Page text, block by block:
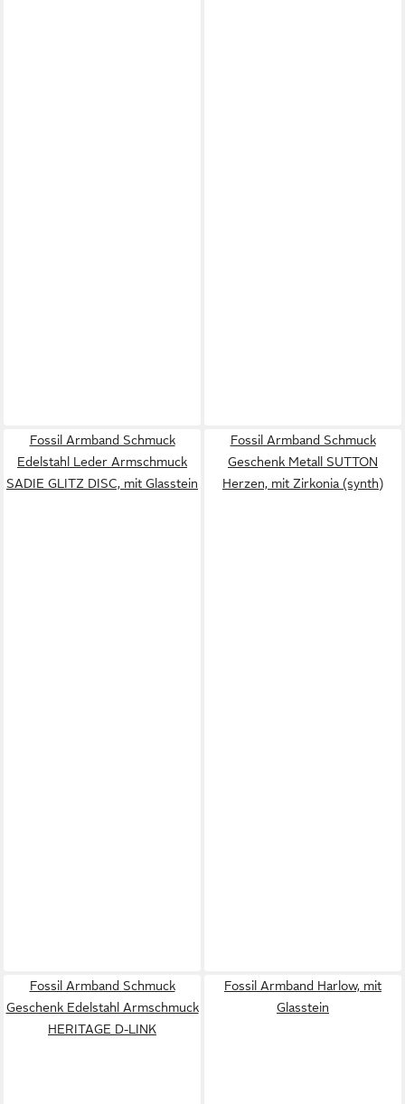
Fossil Armband Schmuck
Edelstahl Leder Armschmuck
SADIE GLITZ DISC, mit Glasstein
Fossil Armband Schmuck
Geschenk Metall SUTTON
Herzen, mit Zirkonia (synth)
Fossil Armband Schmuck
Geschenk Edelstahl Armschmuck
HERITAGE D-LINK
Fossil Armband Harlow, mit
Glasstein